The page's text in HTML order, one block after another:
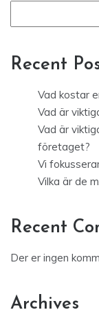
Recent
Vad kostar
Vad är
Vad är
företaget?
Vi
Vilka är de
Recent
Der er ingen
Archives